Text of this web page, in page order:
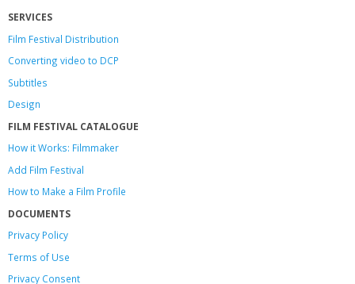
SERVICES
Film Festival Distribution
Converting video to DCP
Subtitles
Design
FILM FESTIVAL CATALOGUE
How it Works: Filmmaker
Add Film Festival
How to Make a Film Profile
DOCUMENTS
Privacy Policy
Terms of Use
Privacy Consent